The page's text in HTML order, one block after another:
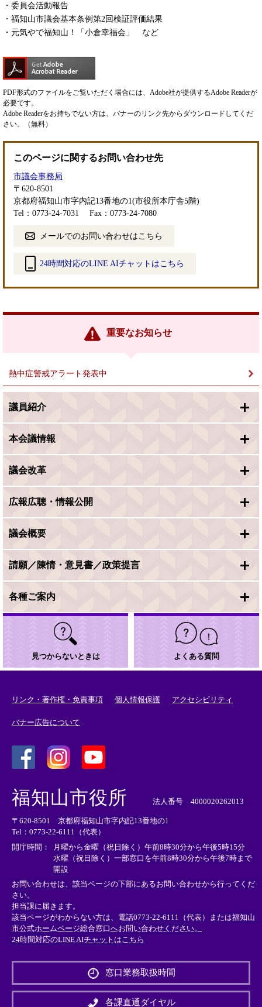
・委員会活動報告
・福知山市議会基本条例第2回検証評価結果
・元気やで福知山！「小倉幸福会」 など
PDF形式のファイルをご覧いただく場合には、Adobe社が提供するAdobe Readerが
必要です。
Adobe Readerをお持ちでない方は、バナーのリンク先からダウンロードしてくだ
さい。（無料）
このページに関するお問い合わせ先
市議会事務局
〒620-8501
京都府福知山市字内記13番地の1(市役所本庁舎5階)
Tel：0773-24-7031
Fax：0773-24-7080
メールでのお問い合わせはこちら
24時間対応のLINE AIチャットはこちら
リ
重要なお知らせ
熱中症警戒アラート発表中
議員紹介
本会議情報
議会改革
広報広聴・情報公開
議会概要
請願／陳情・意見書／政策提言
各種ご案内
見つからないときは よくある質問
リンク・著作権・免責事項 個人情報保護 アクセシビリティ
バナー広告について
外
部
リ
ン
ク
＞
外
リ
ン
ク
＞
外
部
ン
ク
＞
福知山市役所 法人番号 4000020262013
〒620-8501 京都府福知山市字内記13番地の1
Tel：0773-22-6111（代表）
開庁時間：
月曜から金曜（祝日除く）午前8時30分から午後5時15分
水曜（祝日除く）一部窓口を午前8時30分から午後7時まで
開設
お問い合わせは、該当ページの下部にあるお問い合わせから行ってくだ
さい。
担当課に届きます。
該当ページがわからない方は、電話0773-22-6111（代表）または福知山
市公式ホームページ総合窓口へお問い合わせください。
24時間対応のLINE AIチャットはこちら
外
リ
ン
窓口業務取扱時間
各課直通ダイヤル